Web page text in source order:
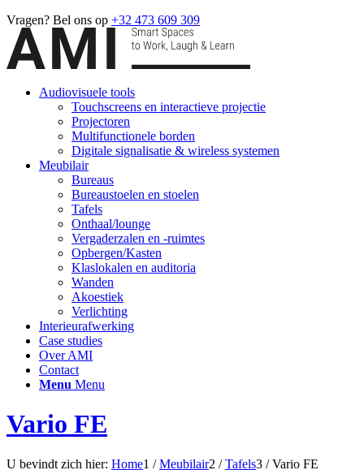
Vragen? Bel ons op +32 473 609 309
Audiovisuele tools
Touchscreens en interactieve projectie
Projectoren
Multifunctionele borden
Digitale signalisatie & wireless systemen
Meubilair
Bureaus
Bureaustoelen en stoelen
Tafels
Onthaal/lounge
Vergaderzalen en -ruimtes
Opbergen/Kasten
Klaslokalen en auditoria
Wanden
Akoestiek
Verlichting
Interieurafwerking
Case studies
Over AMI
Contact
Menu Menu
Vario FE
U bevindt zich hier: Home1 / Meubilair2 / Tafels3 / Vario FE